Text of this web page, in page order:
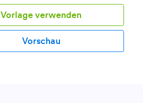
Vorlage verwenden
Vorschau